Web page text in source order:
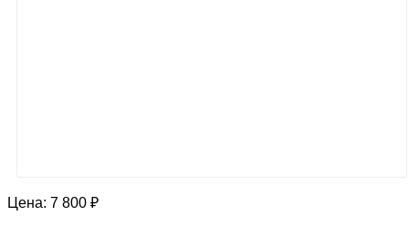
Цена: 7 800 ₽